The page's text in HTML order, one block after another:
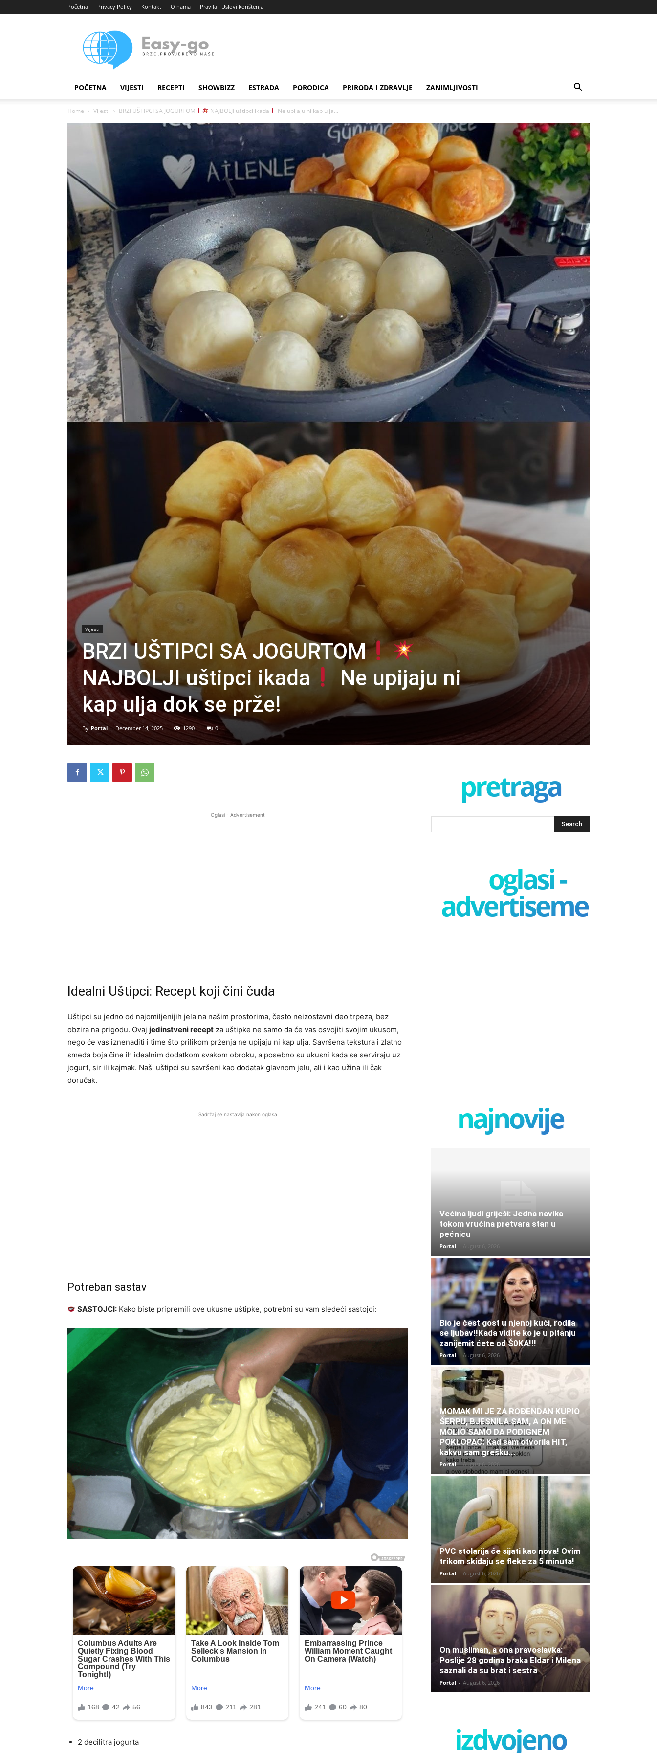
Početna Privacy Policy Kontakt O nama Pravila i Uslovi korištenja
portal
POČETNA VIJESTI RECEPTI SHOWBIZZ ESTRADA PORODICA PRIRODA I ZDRAVLJE ZANIMLJIVOSTI
Home Vijesti BRZI UŠTIPCI SA JOGURTOM NAJBOLJI uštipci ikada Ne upijaju ni kap ulja...
Vijesti
BRZI UŠTIPCI SA JOGURTOM
NAJBOLJI uštipci ikada
Ne upijaju ni
kap ulja dok se prže!
By Portal - December 14, 2025 1290 0
Oglasi - Advertisement
Idealni Uštipci: Recept koji čini čuda
Uštipci su jedno od najomiljenijih jela na našim prostorima, često neizostavni deo trpeza, bez
obzira na prigodu. Ovaj jedinstveni recept za uštipke ne samo da će vas osvojiti svojim ukusom,
nego će vas iznenaditi i time što prilikom prženja ne upijaju ni kap ulja. Savršena tekstura i zlatno
smeđa boja čine ih idealnim dodatkom svakom obroku, a posebno su ukusni kada se serviraju uz
jogurt, sir ili kajmak. Naši uštipci su savršeni kao dodatak glavnom jelu, ali i kao užina ili čak
doručak.
Sadržaj se nastavlja nakon oglasa
Potreban sastav
SASTOJCI: Kako biste pripremili ove ukusne uštipke, potrebni su vam sledeći sastojci:
2 decilitra jogurta
pretraga
oglasi -
advertisement
najnovije
Većina ljudi griješi: Jedna navika
tokom vrućina pretvara stan u
pećnicu
Portal - August 6, 2026
Bio je čest gost u njenoj kući, rodila
se ljubav!!Kada vidite ko je u pitanju
zanijemit ćete od Š0KA!!!
Portal - August 6, 2026
MOMAK MI JE ZA ROĐENDAN KUPIO
ŠERPU, BJESNILA SAM, A ON ME
MOLIO SAMO DA PODIGNEM
POKLOPAC: Kad sam otvorila HIT,
kakvu sam grešku...
Portal - August 6, 2026
PVC stolarija će sijati kao nova! Ovim
trikom skidaju se fleke za 5 minuta!
Portal - August 6, 2026
On musliman, a ona pravoslavka:
Poslije 28 godina braka Eldar i Milena
saznali da su brat i sestra
Portal - August 6, 2026
izdvojeno